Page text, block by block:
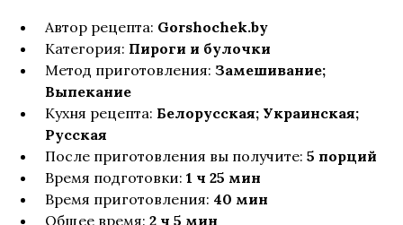
Блюда из мяса
Блюда из птицы
Блюда из рыбы
Блюда из овощей
Автор рецепта: Gorshochek.by
Категория: Пироги и булочки
Метод приготовления:Замешивание;
Выпекание
Кухня рецепта: Белорусская; Украинская;
Русская
После приготовления вы получите:5 порций
Время подготовки:1 ч 25 мин
Время приготовления: 40 мин
Общее время:2 ч 5 мин